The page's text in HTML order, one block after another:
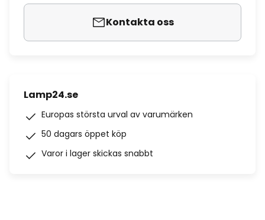
Kontakta oss
Lamp24.se
Europas största urval av varumärken
50 dagars öppet köp
Varor i lager skickas snabbt